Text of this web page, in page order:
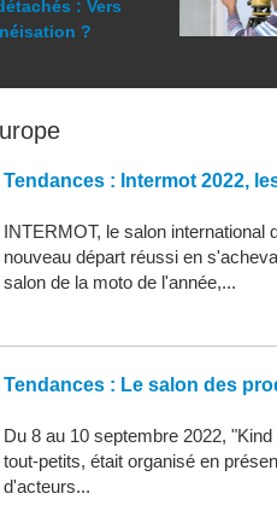
: Vers
?
Tendances : Intermot 2022,
INTERMOT, le salon international
nouveau départ réussi en
salon de la moto de l'année,...
Tendances : Le salon des
Du 8 au 10 septembre 2022,
tout-petits, était organisé en
d'acteurs...